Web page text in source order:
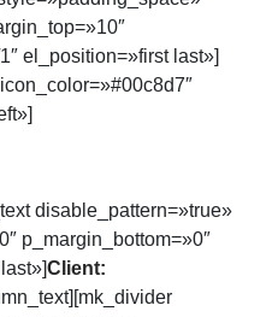
el_position=»first last»]
disable_pattern=»true»
p_margin_bottom=»0″
Client: